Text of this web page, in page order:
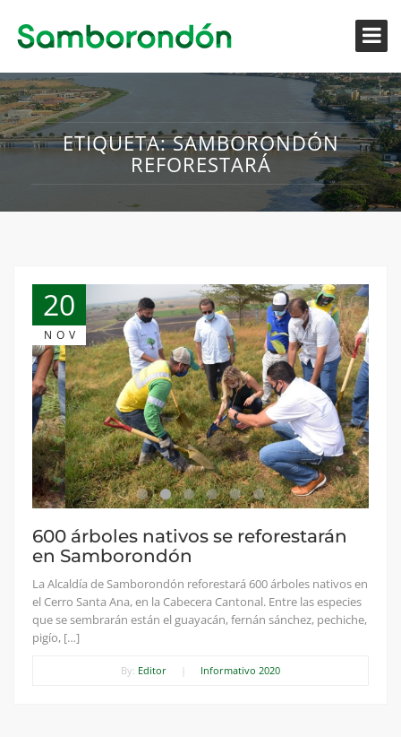
ETIQUETA:SAMBORONDÓN
REFORESTARÁ
20
NOV
600 árboles nativos se reforestarán
en Samborondón
La Alcaldía de Samborondón reforestará 600 árboles nativos en
el Cerro Santa Ana, en la Cabecera Cantonal. Entre las especies
que se sembrarán están el guayacán, fernán sánchez, pechiche,
pigío, […]
By: Editor Informativo 2020